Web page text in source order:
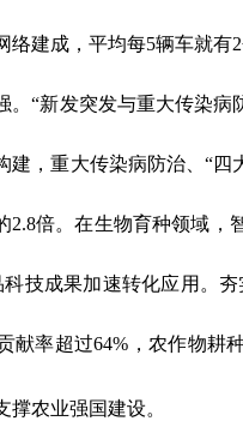
络建成，平均每5辆车就有2
。“新发突发与重大传染病
建，重大传染病防治、“四
2.8倍。在生物育种领域，
技成果加速转化应用。
献率超过64% ，农作物耕
撑农业强国建设。